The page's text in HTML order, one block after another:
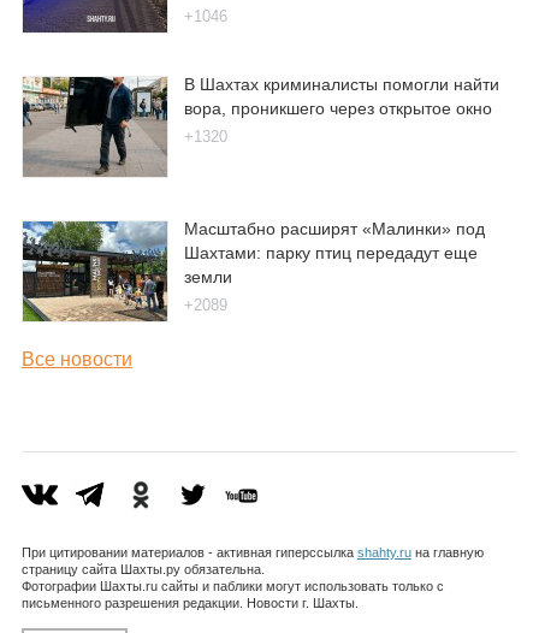
+1046
В Шахтах криминалисты помогли найти
вора, проникшего через открытое окно
+1320
Масштабно расширят «Малинки» под
Шахтами: парку птиц передадут еще
земли
+2089
Все новости
При цитировании материалов - активная гиперссылка shahty.ruна главную
страницу сайта Шахты.ру обязательна.
Фотографии Шахты.ru сайты и паблики могут использовать только с
письменного разрешения редакции. Новости г. Шахты.